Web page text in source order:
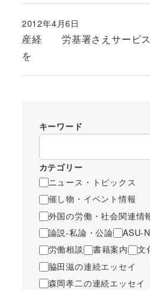
産経 労基署さえサービ
を
投稿日
2012年4月6日
キーワード
カテゴリー
ニュース・トピックス
催し物・イベント情報
外国の労働・社会関連情
論説-私論・公論
ASU-
労働相談
書籍案内
文
脇田滋の連続エッセイ
森岡孝二の連続エッセイ